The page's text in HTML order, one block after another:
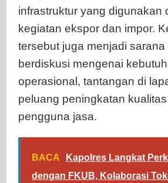
infrastruktur yang digunakan
kegiatan ekspor dan impor.
tersebut juga menjadi sarana
berdiskusi mengenai
operasional, tantangan di
peluang peningkatan
pengguna jasa.
BACA
Kapolres Langkat
dengan FKUB, Kolaborasi